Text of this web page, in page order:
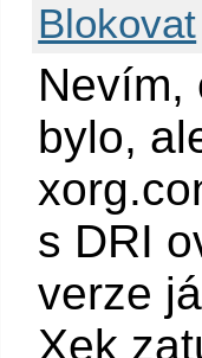
Blokovat
Nevím,
bylo,
s DRI
verze
Xek